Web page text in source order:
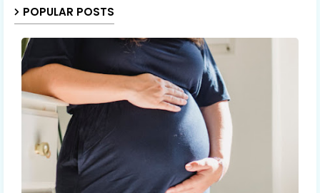
POPULAR POSTS